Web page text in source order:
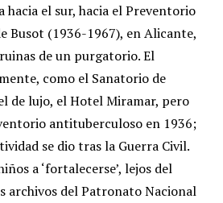
hacia el sur, hacia el Preventorio
Busot (1936-1967), en Alicante,
de un purgatorio. El
como el Sanatorio de
de lujo, el Hotel Miramar, pero
antituberculoso en 1936;
se dio tras la Guerra Civil.
a ‘fortalecerse’, lejos del
archivos del Patronato Nacional